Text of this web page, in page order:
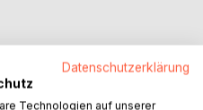
Datenschutzerklärung
Technologien auf unserer